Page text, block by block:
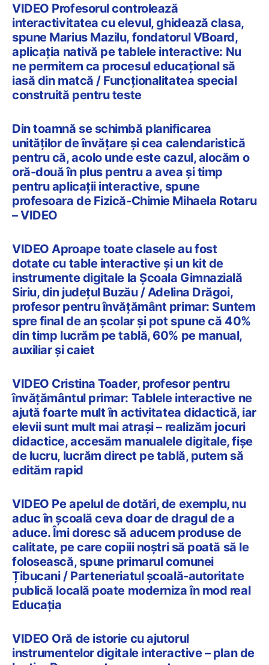
VIDEO Profesorul controlează
interactivitatea cu elevul, ghidează clasa,
spune Marius Mazilu, fondatorul VBoard,
aplicația nativă pe tablele interactive: Nu
ne permitem ca procesul educațional să
iasă din matcă / Funcționalitatea special
construită pentru teste
Din toamnă se schimbă planificarea
unităților de învățare și cea calendaristică
pentru că, acolo unde este cazul, alocăm o
oră-două în plus pentru a avea și timp
pentru aplicații interactive, spune
profesoara de Fizică-Chimie Mihaela Rotaru
– VIDEO
VIDEO Aproape toate clasele au fost
dotate cu table interactive și un kit de
instrumente digitale la Școala Gimnazială
Siriu, din județul Buzău / Adelina Drăgoi,
profesor pentru învățământ primar: Suntem
spre final de an școlar și pot spune că 40%
din timp lucrăm pe tablă, 60% pe manual,
auxiliar și caiet
VIDEO Cristina Toader, profesor pentru
învățământul primar: Tablele interactive ne
ajută foarte mult în activitateadidactică, iar
elevii sunt mult mai atrași – realizăm jocuri
didactice, accesăm manualele digitale, fișe
de lucru, lucrăm direct pe tablă, putem să
edităm rapid
VIDEO Pe apelul de dotări, de exemplu, nu
aduc în școală ceva doar de dragul de a
aduce. Îmi doresc să aducem produse de
calitate, pe care copiii noștri să poată să le
folosească, spune primarul comunei
Țibucani / Parteneriatul școală-autoritate
publică locală poate moderniza în mod real
Educația
VIDEO Oră de istorie cu ajutorul
instrumentelor digitale interactive – plan de